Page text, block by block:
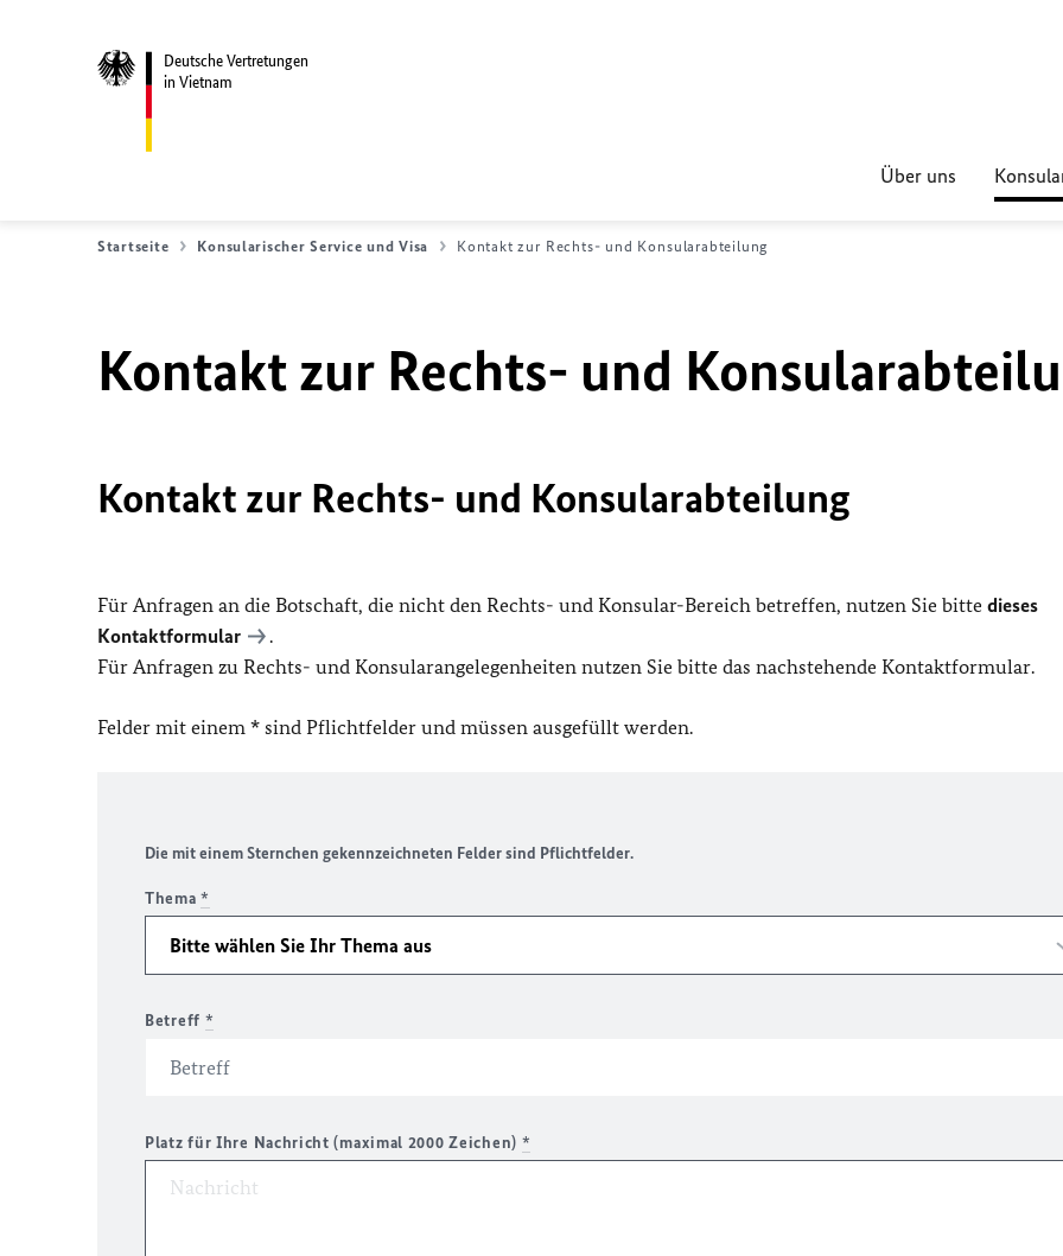
Deutsche Vertretungen
in Vietnam
Über uns
Startseite Konsularischer Service und Visa Kontakt zur Rechts- und Konsularabteilung
Kontakt zur Rechts- und
Kontakt zur Rechts- und Konsularabteilung
Für Anfragen an die Botschaft, die nicht den Rechts- und Konsular-Bereich betreffen, nutzen Sie bitte dieses
Kontaktformular
.
Für Anfragen zu Rechts- und Konsularangelegenheiten nutzen Sie bitte das nachstehende Kontaktformular.
Felder mit einem * sind Pflichtfelder und müssen ausgefüllt werden.
Die mit einem Sternchen gekennzeichneten Felder sind Pflichtfelder.
Thema*
Betreff *
Platz für Ihre Nachricht (maximal 2000 Zeichen) *